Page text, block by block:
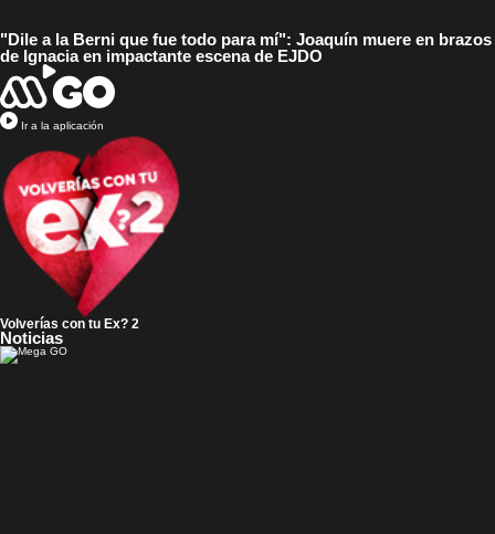
"Dile a la Berni que fue todo para mí": Joaquín muere en brazos
de Ignacia en impactante escena de EJDO
Ir a la aplicación
Volverías con tu Ex? 2
Noticias